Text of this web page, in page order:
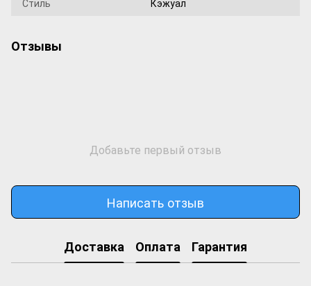
Стиль Кэжуал
Отзывы
Добавьте первый отзыв
Написать отзыв
Доставка Оплата Гарантия